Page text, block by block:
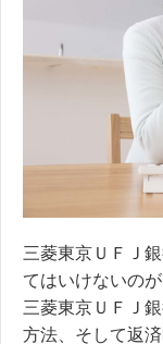
三菱東京ＵＦＪ
てはいけないの
三菱東京ＵＦＪ
方法、そして返